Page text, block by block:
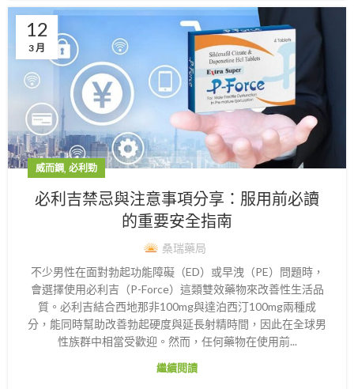
12
3 月
威而鋼, 必利勁
必利吉禁忌與注意事項分享：服用前必讀
的重要安全指南
桑瑞藥局
不少男性在面對勃起功能障礙（ED）或早洩（PE）問題時，
會選擇使用必利吉（P-Force）這類雙效藥物來改善性生活品
質。必利吉結合西地那非100mg與達泊西汀100mg兩種成
分，能同時幫助改善勃起硬度與延長射精時間，因此在全球男
性族群中相當受歡迎。然而，任何藥物在使用前...
繼續閱讀